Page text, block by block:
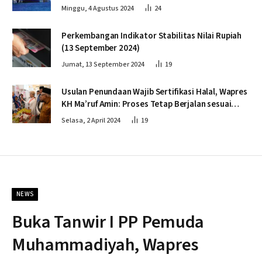
Minggu, 4 Agustus 2024 24
Perkembangan Indikator Stabilitas Nilai Rupiah
(13 September 2024)
Jumat, 13 September 2024 19
Usulan Penundaan Wajib Sertifikasi Halal, Wapres
KH Ma’ruf Amin: Proses Tetap Berjalan sesuai
Penahapan
Selasa, 2 April 2024 19
NEWS
Buka Tanwir I PP Pemuda
Muhammadiyah, Wapres